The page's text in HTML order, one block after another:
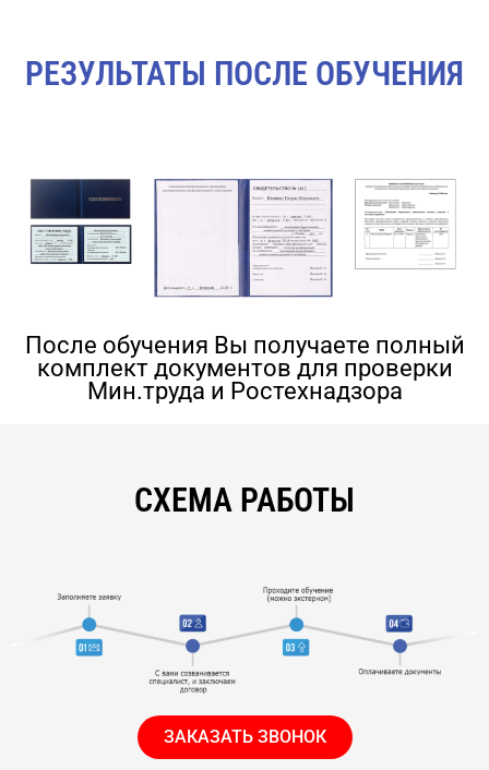
РЕЗУЛЬТАТЫ ПОСЛЕ ОБУЧЕНИЯ
После обучения Вы получаете полный
комплект документов для проверки
Мин.труда и Ростехнадзора
СХЕМА РАБОТЫ
ЗАКАЗАТЬ ЗВОНОК